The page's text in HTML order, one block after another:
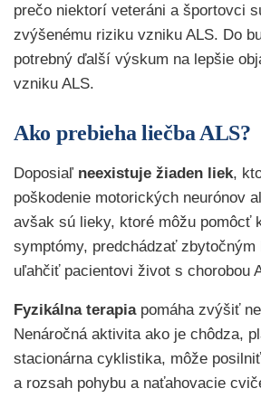
prečo niektorí veteráni a športovci
zvýšenému riziku vzniku ALS. Do
potrebný ďalší výskum na lepšie
vzniku ALS.
Ako prebieha liečba ALS?
Doposiaľ neexistuje žiaden liek,
poškodenie motorických neurónov
avšak sú lieky, ktoré môžu pomôcť
symptómy, predchádzať zbytočným
uľahčiť pacientovi život s chorobou
Fyzikálna terapiapomáha zvýšiť
Nenáročná aktivita ako je chôdza,
stacionárna cyklistika, môže
a rozsah pohybu a naťahovacie